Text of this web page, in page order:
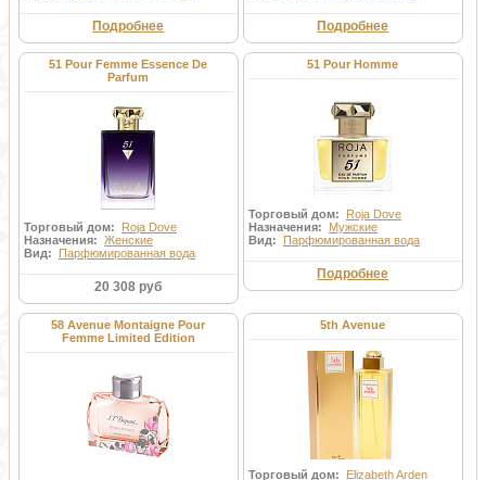
Подробнее Подробнее
51 Pour Femme Essence De
Parfum
Торговый дом: Roja Dove
Назначения: Женские
Вид: Парфюмированная вода
20 308 руб
51 Pour Homme
Торговый дом: Roja Dove
Назначения: Мужские
Вид: Парфюмированная вода
Подробнее
58 Avenue Montaigne Pour
Femme Limited Edition
5th Avenue
Торговый дом: Elizabeth Arden